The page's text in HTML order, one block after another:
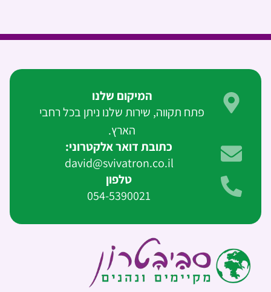
המיקום שלנו
פתח תקווה, שירות שלנו ניתן בכל רחבי
הארץ.
כתובת דואר אלקטרוני:
david@svivatron.co.il
טלפון
054-5390021